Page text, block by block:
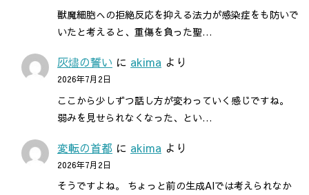
獣魔細胞への拒絶反応を抑える法力が感染症をも防いで
いたと考えると、重傷を負った聖…
灰燼の誓い に akima より
2026年7月2日
ここから少しずつ話し方が変わっていく感じですね。
弱みを見せられなくなった、とい…
変転の首都 に akima より
2026年7月2日
そうですよね。 ちょっと前の生成AIでは考えられなか